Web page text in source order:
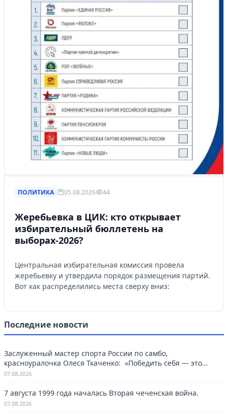
ПОЛИТИКА 05.08.2026 44
Жеребьевка в ЦИК: кто открывает
избирательный бюллетень на
выборах-2026?
Центральная избирательная комиссия провела
жеребьевку и утвердила порядок размещения партий.
Вот как распределились места сверху вниз:
Последние новости
Заслуженный мастер спорта России по самбо,
красноуралочка Олеся Ткаченко: «Победить себя — это
навсегда»
07.08.2026
7 августа 1999 года началась Вторая чеченская война.
07.08.2026